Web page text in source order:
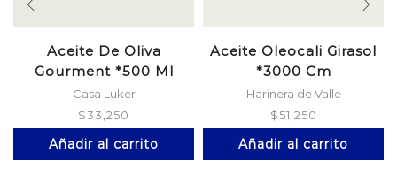
Aceite De Oliva
Gourment *500 Ml
Casa Luker
$33,250
Añadir al carrito
Aceite Oleocali Girasol
*3000 Cm
Harinera de Valle
$51,250
Añadir al carrito